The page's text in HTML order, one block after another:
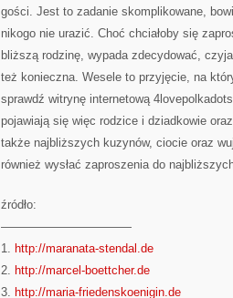
gości. Jest to zadanie skomplikowane,
nikogo nie urazić. Choć chciałoby się
bliższą rodzinę, wypada zdecydować,
też konieczna. Wesele to przyjęcie, na
sprawdź witrynę internetową
pojawiają się więc rodzice i dziadkowie
także najbliższych kuzynów, ciocie oraz
również wysłać zaproszenia do
źródło:
———————————
1. http://maranata-stendal.de
2. http://marcel-boettcher.de
3. http://maria-friedenskoenigin.de